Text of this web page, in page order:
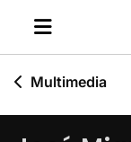
Multimedia